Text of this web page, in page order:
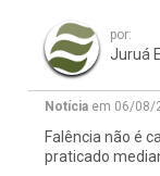
por:
Juruá
Notícia em 06/08/
Falência não é
praticado